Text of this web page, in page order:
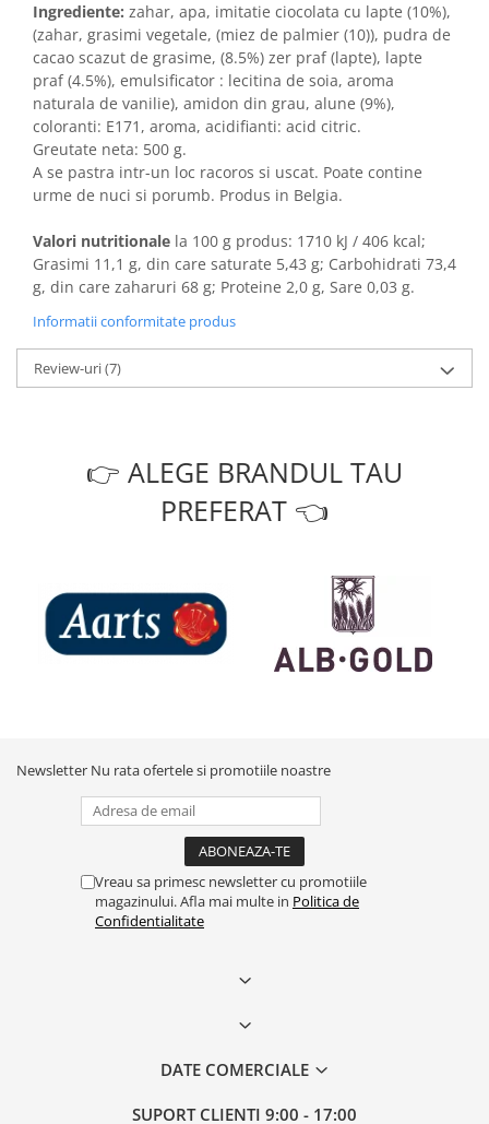
Ingrediente: zahar, apa, imitatie ciocolata cu lapte (10%),
(zahar, grasimi vegetale, (miez de palmier (10)), pudra de
cacao scazut de grasime, (8.5%) zer praf (lapte), lapte
praf (4.5%), emulsificator : lecitina de soia, aroma
naturala de vanilie), amidon din grau, alune (9%),
coloranti: E171, aroma, acidifianti: acid citric.
Greutate neta: 500 g.
A se pastra intr-un loc racoros si uscat. Poate contine
urme de nuci si porumb. Produs in Belgia.
Valori nutritionale la 100 g produs: 1710 kJ / 406 kcal;
Grasimi 11,1 g, din care saturate 5,43 g; Carbohidrati 73,4
g, din care zaharuri 68 g; Proteine 2,0 g, Sare 0,03 g.
Informatii conformitate produs
Review-uri(7)
👉 ALEGE BRANDUL TAU
PREFERAT 👈
Newsletter Nu rata ofertele si promotiile noastre
Vreau sa primesc newsletter cu promotiile
magazinului. Afla mai multe in Politica de
Confidentialitate
DATE COMERCIALE
SUPORT CLIENTI 9:00 - 17:00